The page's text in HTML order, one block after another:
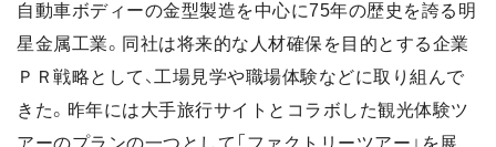
自動車ボディーの金型製造を中心に75年の歴史を誇る明
星金属工業。同社は将来的な人材確保を目的とする企業
ＰＲ戦略として、工場見学や職場体験などに取り組んで
きた。昨年には大手旅行サイトとコラボした観光体験ツ
アーのプランの一つとして「ファクトリーツアー」を展